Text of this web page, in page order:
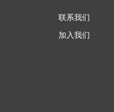
联系我们
加入我们